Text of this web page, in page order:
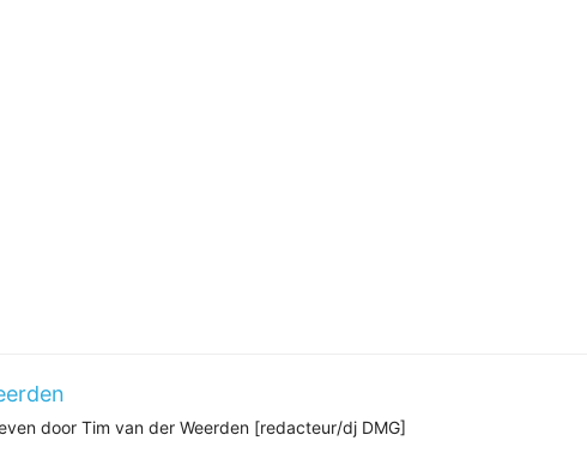
door Tim van der Weerden [redacteur/dj DMG]